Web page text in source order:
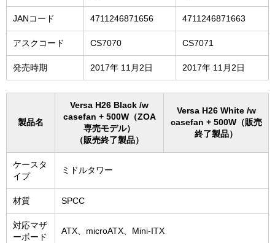
JANコード 4711246871656 4711246871663
アスクコード CS7070 CS7071
発売時期 2017年 11月2日 2017年 11月2日
製品名
Versa H26 Black /w
casefan + 500W（ZOA
専売モデル）
（販売終了製品）
Versa H26 White /w
casefan + 500W（販売
終了製品）
ケースタ
イプ
ミドルタワー
材質 SPCC
対応マザ
ーボード
ATX、microATX、Mini-ITX